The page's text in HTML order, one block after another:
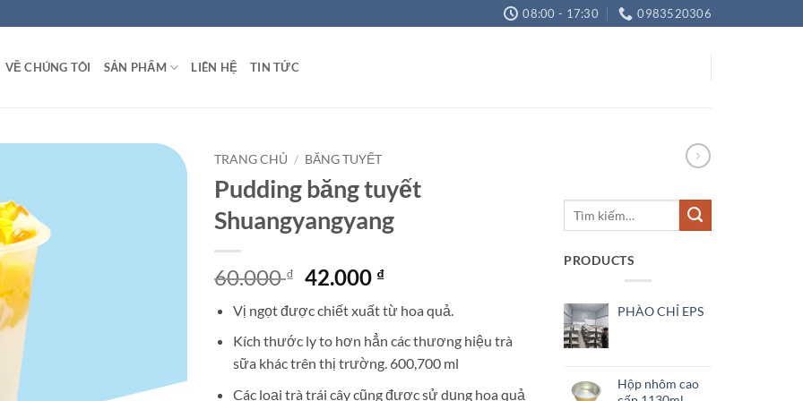
08:00 - 17:30 0983520306
VỀ CHÚNG TÔI SẢN PHẨM LIÊN HỆ TIN TỨC
TRANG CHỦ / BĂNG TUYẾT
Pudding băng tuyết
Shuangyangyang
60.000₫ Giá
là:
60.000 ₫.
42.000 ₫Giá
tại
là:
42.000 ₫.
Vị ngọt được chiết xuất từ hoa quả.
Kích thước ly to hơn hẳn các thương hiệu trà
sữa khác trên thị trường. 600,700 ml
Các loại trà trái cây cũng được sử dụng hoa quả
kiếm:
PRODUCTS
PHÀO CHỈ EPS
Hộp nhôm cao